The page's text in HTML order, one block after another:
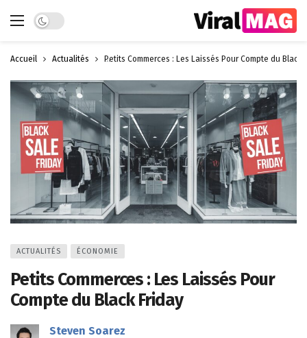
Dark mode
Accueil Actualités Petits Commerces : Les Laissés Pour Compte du Black
ACTUALITÉS ÉCONOMIE
Petits Commerces : Les Laissés Pour
Compte du Black Friday
Steven Soarez